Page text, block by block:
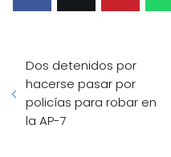
Dos detenidos por
hacerse pasar por
policías para robar en
la AP-7